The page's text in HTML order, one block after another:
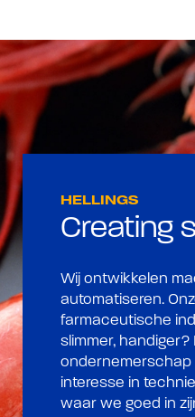
HELLINGS
Creating
Wij ontwikkelen
automatiseren.
farmaceutische
slimmer,
ondernemerschap
interesse in
waar we goed in